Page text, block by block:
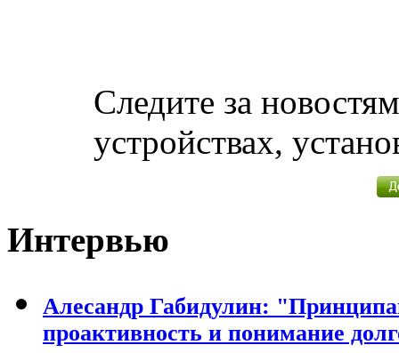
Следите за
устройствах,
Интервью
Алесандр Габидулин:
проактивность и понимание